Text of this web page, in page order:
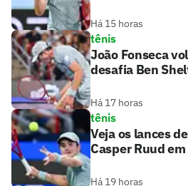
Há 15 horas
tênis
João Fonseca
desafia Ben
Há 17 horas
tênis
Veja os lances
Casper Ruud
Há 19 horas